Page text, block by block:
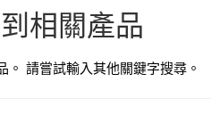
相關產品
。 請嘗試輸入其他關鍵字搜尋。